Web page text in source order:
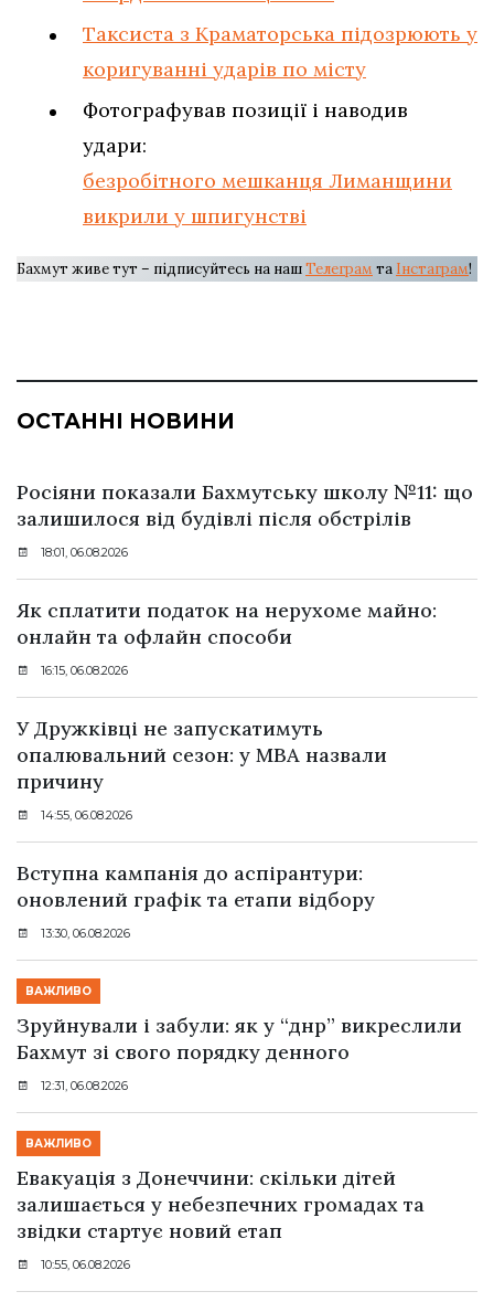
Таксиста з Краматорська підозрюють у
коригуванні ударів по місту
Фотографував позиції і наводив
удари:
безробітного мешканця Лиманщини
викрили у шпигунстві
Бахмут живе тут – підписуйтесь на нашТелеграм та Інстаграм!
ОСТАННІ НОВИНИ
Росіяни показали Бахмутську школу №11: що
залишилося від будівлі після обстрілів
18:01, 06.08.2026
Як сплатити податок на нерухоме майно:
онлайн та офлайн способи
16:15, 06.08.2026
У Дружківці не запускатимуть
опалювальний сезон: у МВА назвали
причину
14:55, 06.08.2026
Вступна кампанія до аспірантури:
оновлений графік та етапи відбору
13:30, 06.08.2026
ВАЖЛИВО
Зруйнували і забули: як у “днр” викреслили
Бахмут зі свого порядку денного
12:31, 06.08.2026
ВАЖЛИВО
Евакуація з Донеччини: скільки дітей
залишається у небезпечних громадах та
звідки стартує новий етап
10:55, 06.08.2026